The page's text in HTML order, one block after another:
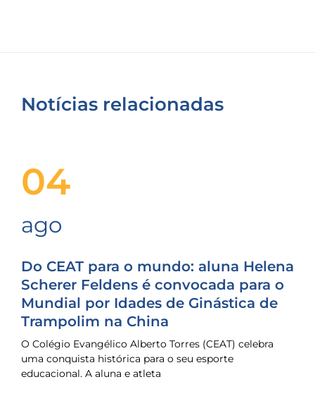
Notícias relacionadas
04
ago
Do CEAT para o mundo: aluna Helena
Scherer Feldens é convocada para o
Mundial por Idades de Ginástica de
Trampolim na China
O Colégio Evangélico Alberto Torres (CEAT) celebra
uma conquista histórica para o seu esporte
educacional. A aluna e atleta